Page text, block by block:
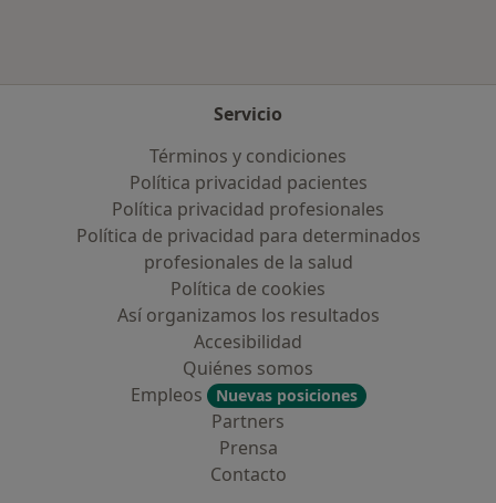
Servicio
Términos y condiciones
Política privacidad pacientes
Política privacidad profesionales
Política de privacidad para determinados
profesionales de la salud
Política de cookies
Así organizamos los resultados
Accesibilidad
Quiénes somos
Empleos
Nuevas posiciones
Partners
Prensa
Contacto